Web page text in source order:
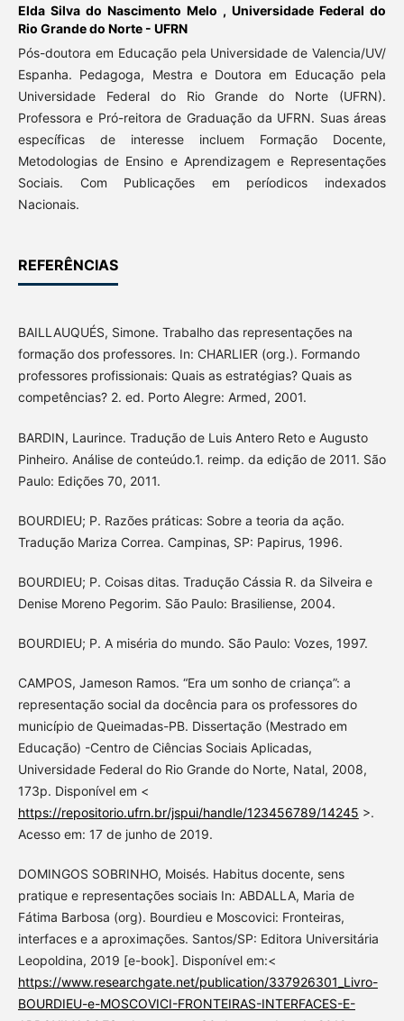
Elda Silva do Nascimento Melo ,Universidade Federal do
Rio Grande do Norte - UFRN
Pós-doutora em Educação pela Universidade de Valencia/UV/
Espanha. Pedagoga, Mestra e Doutora em Educação pela
Universidade Federal do Rio Grande do Norte (UFRN).
Professora e Pró-reitora de Graduação da UFRN. Suas áreas
específicas de interesse incluem Formação Docente,
Metodologias de Ensino e Aprendizagem e Representações
Sociais. Com Publicações em períodicos indexados
Nacionais.
REFERÊNCIAS
BAILLAUQUÉS, Simone. Trabalho das representações na
formação dos professores. In: CHARLIER (org.). Formando
professores profissionais: Quais as estratégias? Quais as
competências? 2. ed. Porto Alegre: Armed, 2001.
BARDIN, Laurince. Tradução de Luis Antero Reto e Augusto
Pinheiro. Análise de conteúdo.1. reimp. da edição de 2011. São
Paulo: Edições 70, 2011.
BOURDIEU; P. Razões práticas: Sobre a teoria da ação.
Tradução Mariza Correa. Campinas, SP: Papirus, 1996.
BOURDIEU; P. Coisas ditas. Tradução Cássia R. da Silveira e
Denise Moreno Pegorim. São Paulo: Brasiliense, 2004.
BOURDIEU; P. A miséria do mundo. São Paulo: Vozes, 1997.
CAMPOS, Jameson Ramos. “Era um sonho de criança”: a
representação social da docência para os professores do
município de Queimadas-PB. Dissertação (Mestrado em
Educação) -Centro de Ciências Sociais Aplicadas,
Universidade Federal do Rio Grande do Norte, Natal, 2008,
173p. Disponível em <
https://repositorio.ufrn.br/jspui/handle/123456789/14245 >.
Acesso em: 17 de junho de 2019.
DOMINGOS SOBRINHO, Moisés. Habitus docente, sens
pratique e representações sociais In: ABDALLA, Maria de
Fátima Barbosa (org). Bourdieu e Moscovici: Fronteiras,
interfaces e a aproximações. Santos/SP: Editora Universitária
Leopoldina, 2019 [e-book]. Disponível em:<
https://www.researchgate.net/publication/337926301_Livro-
BOURDIEU-e-MOSCOVICI-FRONTEIRAS-INTERFACES-E-